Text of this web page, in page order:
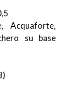
Acquaforte,
su base